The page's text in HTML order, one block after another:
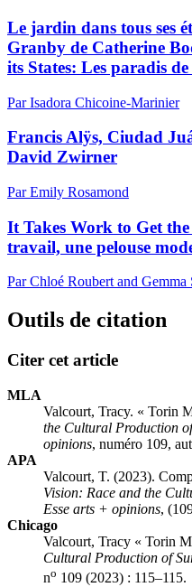
Le jardin dans tous ses
Granby de Catherine
its States: Les paradis
Par Isadora Chicoine-Marinier
Francis Alÿs, Ciudad
David Zwirner
Par Emily Rosamond
It Takes Work to Get
travail, une pelouse
Par Chloé Roubert and Gemma
Outils de citation
Citer cet article
MLA
Valcourt, Tracy. « Torin
the Cultural Production
opinions, numéro 109,
APA
Valcourt, T. (2023).
Vision: Race and the
Esse arts + opinions,
Chicago
Valcourt, Tracy « Torin
Cultural Production of
no 109 (2023) : 115–115.